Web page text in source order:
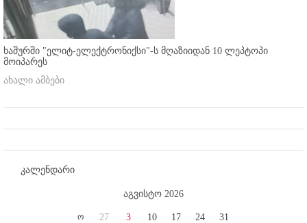
ხაშურში "ელიტ-ელექტრონიქსი"-ს მღაზიიდან 10 ლეპტოპი
მოიპარეს
ახალი ამბები
კალენდარი
აგვისტო 2026
ო 27 3 10 17 24 31